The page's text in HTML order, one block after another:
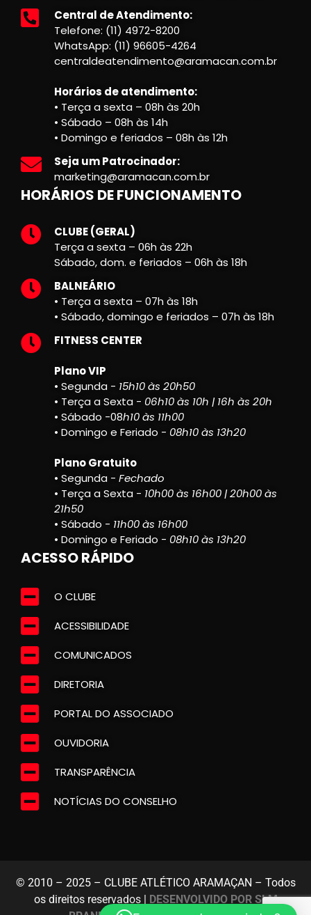
Central de Atendimento:
Telefone: (11) 4972-8200
WhatsApp: (11) 96605-4264
centraldeatendimento@aramacan.com.br
Horários de atendimento:
• Terça a sexta – 08h às 20h
• Sábado – 08h às 14h
• Domingo e feriados – 08h às 12h
Seja um Patrocinador:
marketing@aramacan.com.br
HORÁRIOS DE FUNCIONAMENTO
CLUBE (GERAL)
Terça a sexta – 06h às 22h
Sábado, dom. e feriados – 06h às 18h
BALNEÁRIO
• Terça a sexta – 07h às 18h
• Sábado, domingo e feriados – 07h às 18h
FITNESS CENTER
Plano VIP
• Segunda - 15h10 às 20h50
• Terça a Sexta - 06h10 às 10h | 16h às 20h
• Sábado -08h10 às 11h00
• Domingo e Feriado - 08h10 às 13h20
Plano Gratuito
• Segunda - Fechado
• Terça a Sexta - 10h00 às 16h00 | 20h00 às
21h50
• Sábado - 11h00 às 16h00
• Domingo e Feriado - 08h10 às 13h20
ACESSO RÁPIDO
O CLUBE
ACESSIBILIDADE
COMUNICADOS
DIRETORIA
PORTAL DO ASSOCIADO
OUVIDORIA
TRANSPARÊNCIA
NOTÍCIAS DO CONSELHO
© 2010 – 2025 – CLUBE ATLÉTICO ARAMAÇAN – Todos
os direitos reservados | DESENVOLVIDO POR SLM